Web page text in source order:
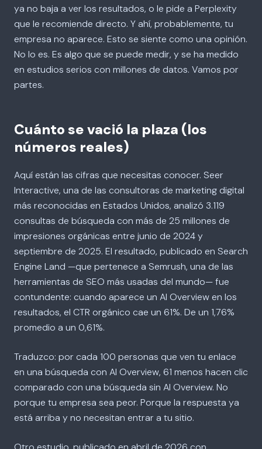
ya no baja a ver los resultados, o le pide a Perplexity
que le recomiende directo. Y ahí, probablemente, tu
empresa no aparece. Esto se siente como una opinión.
No lo es. Es algo que se puede medir, y se ha medido
en estudios serios con millones de datos. Vamos por
partes.
Cuánto se vació la plaza (los
números reales)
Aquí están las cifras que necesitas conocer. Seer
Interactive, una de las consultoras de marketing digital
más reconocidas en Estados Unidos, analizó 3.119
consultas de búsqueda con más de 25 millones de
impresiones orgánicas entre junio de 2024 y
septiembre de 2025. El resultado, publicado en Search
Engine Land —que pertenece a Semrush, una de las
herramientas de SEO más usadas del mundo— fue
contundente: cuando aparece un AI Overview en los
resultados, el CTR orgánico cae un 61%. De un 1,76%
promedio a un 0,61%.
Traduzco: por cada 100 personas que ven tu enlace
en una búsqueda con AI Overview, 61 menos hacen clic
comparado con una búsqueda sin AI Overview. No
porque tu empresa sea peor. Porque la respuesta ya
está arriba y no necesitan entrar a tu sitio.